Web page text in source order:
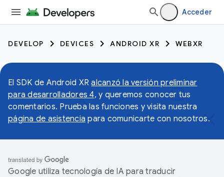
Acceder
DEVELOP DEVICES ANDROID XR WEBXR
El SDK de Android XRalcanzó la versión preliminar
para desarrolladores 4, y queremos conocer tus
comentarios. Prueba las funciones y visita nuestra
página de asistencia para comunicarte con nosotros.
Google utiliza tecnología de IA para traducir